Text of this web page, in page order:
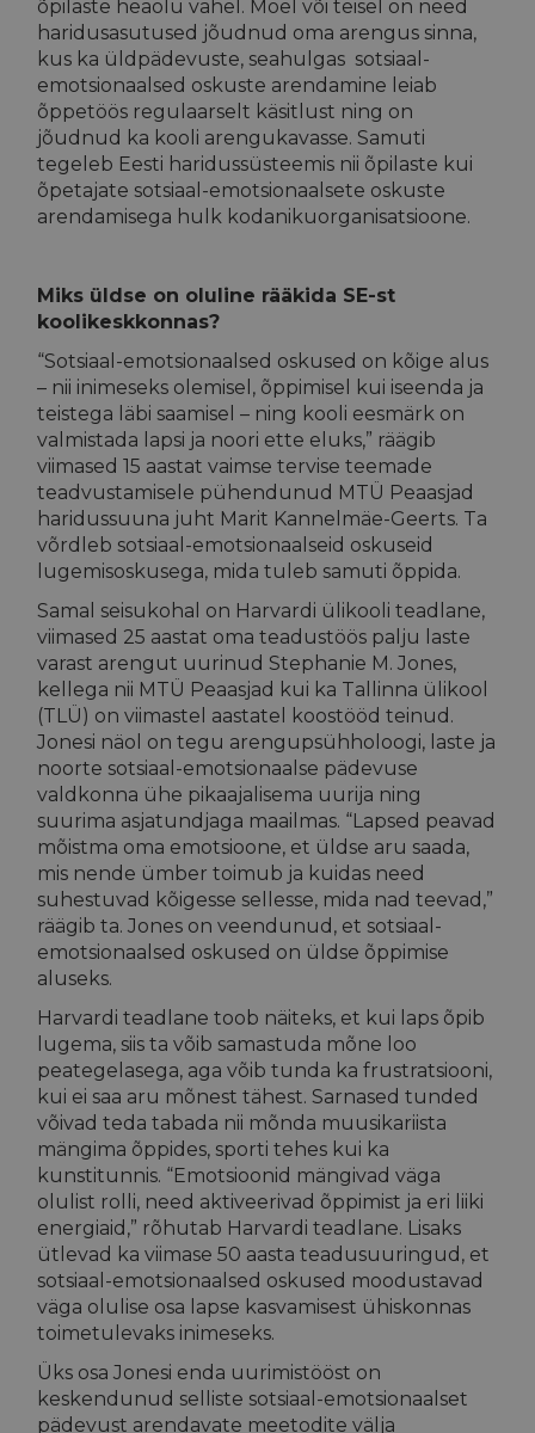
õpilaste heaolu vahel. Moel või teisel on need
haridusasutused jõudnud oma arengus sinna,
kus ka üldpädevuste, seahulgas sotsiaal-
emotsionaalsed oskuste arendamine leiab
õppetöös regulaarselt käsitlust ning on
jõudnud ka kooli arengukavasse. Samuti
tegeleb Eesti haridussüsteemis nii õpilaste kui
õpetajate sotsiaal-emotsionaalsete oskuste
arendamisega hulk kodanikuorganisatsioone.
Miks üldse on oluline rääkida SE-st
koolikeskkonnas?
“Sotsiaal-emotsionaalsed oskused on kõige alus
– nii inimeseks olemisel, õppimisel kui iseenda ja
teistega läbi saamisel – ning kooli eesmärk on
valmistada lapsi ja noori ette eluks,” räägib
viimased 15 aastat vaimse tervise teemade
teadvustamisele pühendunud MTÜ Peaasjad
haridussuuna juht Marit Kannelmäe-Geerts. Ta
võrdleb sotsiaal-emotsionaalseid oskuseid
lugemisoskusega, mida tuleb samuti õppida.
Samal seisukohal on Harvardi ülikooli teadlane,
viimased 25 aastat oma teadustöös palju laste
varast arengut uurinud Stephanie M. Jones,
kellega nii MTÜ Peaasjad kui ka Tallinna ülikool
(TLÜ) on viimastel aastatel koostööd teinud.
Jonesi näol on tegu arengupsühholoogi, laste ja
noorte sotsiaal-emotsionaalse pädevuse
valdkonna ühe pikaajalisema uurija ning
suurima asjatundjaga maailmas. “Lapsed peavad
mõistma oma emotsioone, et üldse aru saada,
mis nende ümber toimub ja kuidas need
suhestuvad kõigesse sellesse, mida nad teevad,”
räägib ta. Jones on veendunud, et sotsiaal-
emotsionaalsed oskused on üldse õppimise
aluseks.
Harvardi teadlane toob näiteks, et kui laps õpib
lugema, siis ta võib samastuda mõne loo
peategelasega, aga võib tunda ka frustratsiooni,
kui ei saa aru mõnest tähest. Sarnased tunded
võivad teda tabada nii mõnda muusikariista
mängima õppides, sporti tehes kui ka
kunstitunnis. “Emotsioonid mängivad väga
olulist rolli, need aktiveerivad õppimist ja eri liiki
energiaid,” rõhutab Harvardi teadlane. Lisaks
ütlevad ka viimase 50 aasta teadusuuringud, et
sotsiaal-emotsionaalsed oskused moodustavad
väga olulise osa lapse kasvamisest ühiskonnas
toimetulevaks inimeseks.
Üks osa Jonesi enda uurimistööst on
keskendunud selliste sotsiaal-emotsionaalset
pädevust arendavate meetodite välja